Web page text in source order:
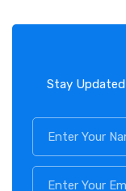
Stay